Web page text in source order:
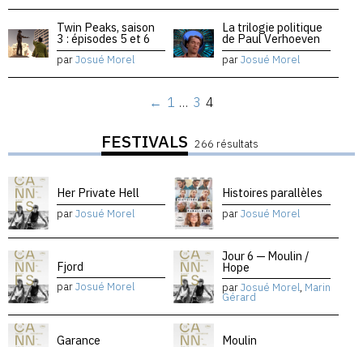
Twin Peaks, saison
3 : épisodes 5 et 6
parJosué Morel
La trilogie politique
de Paul Verhoeven
parJosué Morel
← 1 … 3 4
FESTIVALS 266 résultats
Her Private Hell
parJosué Morel
Histoires parallèles
parJosué Morel
Fjord
parJosué Morel
Jour 6 — Moulin /
Hope
parJosué Morel, Marin
Gérard
Garance Moulin